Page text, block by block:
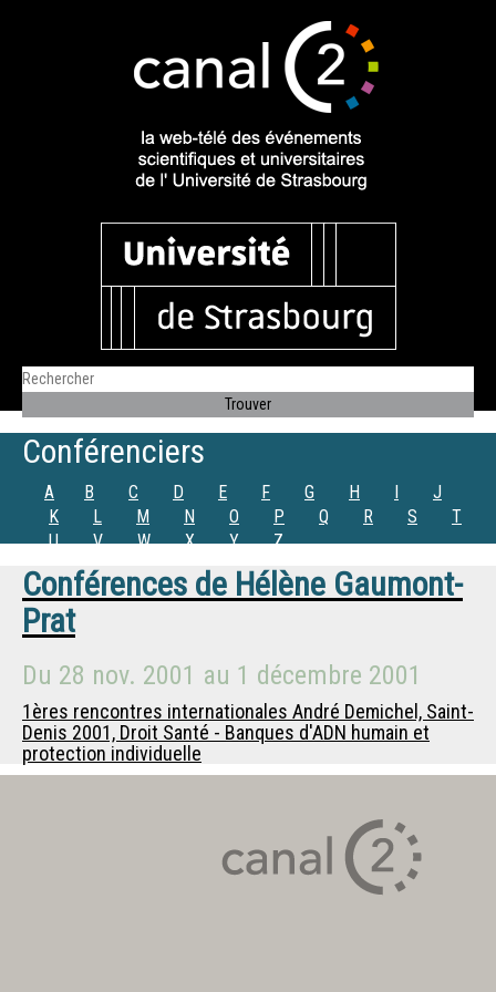
Conférenciers
A B C D E F G H I
J
K
L M N O P Q R S
T
U
V W X Y Z
Conférences de Hélène Gaumont-
Prat
Du 28 nov. 2001 au 1 décembre 2001
1ères rencontres internationales André Demichel, Saint-
Denis 2001, Droit Santé - Banques d'ADN humain et
protection individuelle